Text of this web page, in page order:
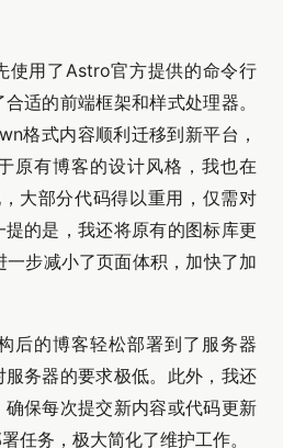
使用了Astro官方提供的命令行
适的前端框架和样式处理器。
格式内容顺利迁移到新平台，
原有博客的设计风格，我也在
大部分代码得以重用，仅需对
的是，我还将原有的图标库更
步减小了页面体积，加快了加
后的博客轻松部署到了服务器
务器的要求极低。此外，我还
保每次提交新内容或代码更新
任务，极大简化了维护工作。